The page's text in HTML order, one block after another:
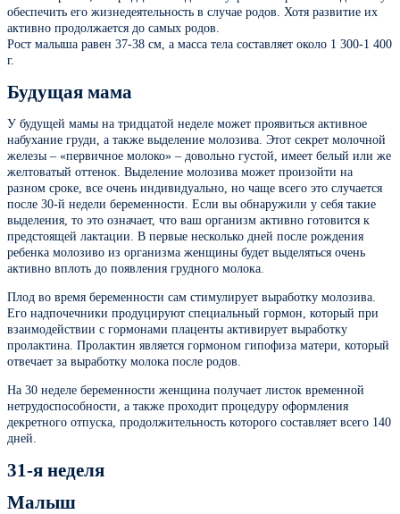
обеспечить его жизнедеятельность в случае родов. Хотя развитие их
активно продолжается до самых родов.
Рост малыша равен 37-38 см, а масса тела составляет около 1 300-1 400
г.
Будущая мама
У будущей мамы на тридцатой неделе может проявиться активное
набухание груди, а также выделение молозива. Этот секрет молочной
железы – «первичное молоко» – довольно густой, имеет белый или же
желтоватый оттенок. Выделение молозива может произойти на
разном сроке, все очень индивидуально, но чаще всего это случается
после 30-й недели беременности. Если вы обнаружили у себя такие
выделения, то это означает, что ваш организм активно готовится к
предстоящей лактации. В первые несколько дней после рождения
ребенка молозиво из организма женщины будет выделяться очень
активно вплоть до появления грудного молока.
Плод во время беременности сам стимулирует выработку молозива.
Его надпочечники продуцируют специальный гормон, который при
взаимодействии с гормонами плаценты активирует выработку
пролактина. Пролактин является гормоном гипофиза матери, который
отвечает за выработку молока после родов.
На 30 неделе беременности женщина получает листок временной
нетрудоспособности, а также проходит процедуру оформления
декретного отпуска, продолжительность которого составляет всего 140
дней.
31-я неделя
Малыш